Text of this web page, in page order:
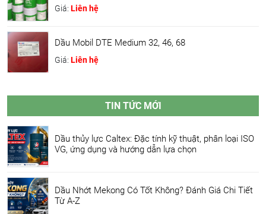
Giá: Liên hệ
Dầu Mobil DTE Medium 32, 46, 68
Giá: Liên hệ
TIN TỨC MỚI
Dầu thủy lực Caltex: Đặc tính kỹ thuật, phân loại ISO
VG, ứng dụng và hướng dẫn lựa chọn
Dầu Nhớt Mekong Có Tốt Không? Đánh Giá Chi Tiết
Từ A-Z